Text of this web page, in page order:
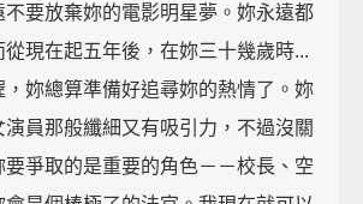
不要放棄妳的電影明星夢。妳永遠都
現在起五年後，在妳三十幾歲時...
妳總算準備好追尋妳的熱情了。妳
員那般纖細又有吸引力，不過沒關
爭取的是重要的角色－－校長、空